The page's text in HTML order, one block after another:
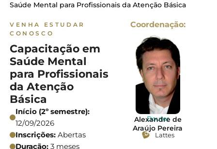
Saúde Mental para Profissionais da Atenção Básica
VENHA ESTUDAR
CONOSCO
Capacitação em
Saúde Mental
para Profissionais
da Atenção
Básica
Início (2º semestre):
12/09/2026
Inscrições: Abertas
Duração: 3 meses
Coordenação:
Doutor
Alexandre de
Araújo Pereira
Lattes